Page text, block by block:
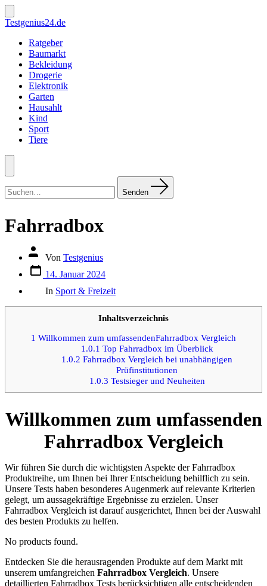
Zum
Inhalt
springen
Suche
ein-/ausblenden
Testgenius24.de
Ratgeber
Baumarkt
Bekleidung
Drogerie
Elektronik
Garten
Hausahlt
Kind
Sport
Tiere
Menü
nach:
Senden
Fahrradbox
Autor
Beitrags
Von Testgenius
Datum
des
Beitrags
14. Januar 2024
In Sport & Freizeit
Inhaltsverzeichnis
1 Willkommen zum umfassendenFahrradbox Vergleich
1.0.1 Top Fahrradbox im Überblick
1.0.2 Fahrradbox Vergleich bei unabhängigen
Prüfinstitutionen
1.0.3 Testsieger und Neuheiten
Willkommen zum umfassenden
Fahrradbox Vergleich
Wir führen Sie durch die wichtigsten Aspekte der Fahrradbox
Produktreihe, um Ihnen bei Ihrer Entscheidung behilflich zu sein.
Unsere Tests haben besonderes Augenmerk auf relevante Kriterien
gelegt, um aussagekräftige Ergebnisse zu erzielen. Unser
Fahrradbox Vergleich ist darauf ausgerichtet, Ihnen bei der Auswahl
des besten Produkts zu helfen.
No products found.
Entdecken Sie die herausragenden Produkte auf dem Markt mit
unserem umfangreichen Fahrradbox Vergleich. Unsere
detaillierten Fahrradbox Tests berücksichtigen alle entscheidenden